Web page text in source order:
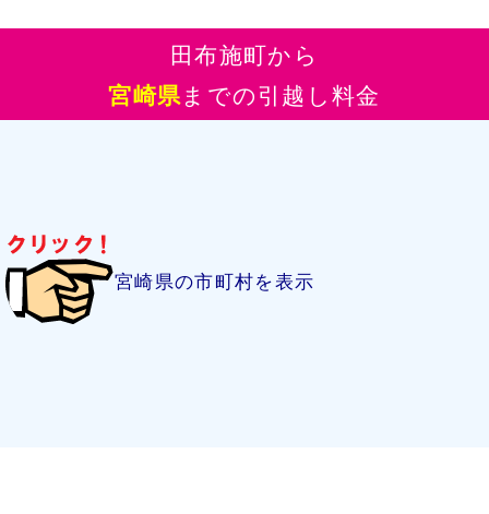
田布施町から
宮崎県までの引越し料金
宮崎県の市町村を表示